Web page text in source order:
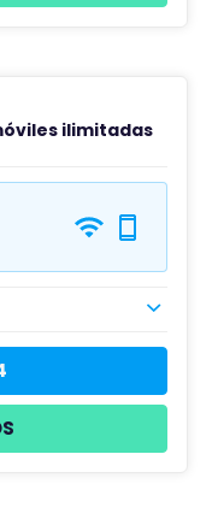
ilimitadas